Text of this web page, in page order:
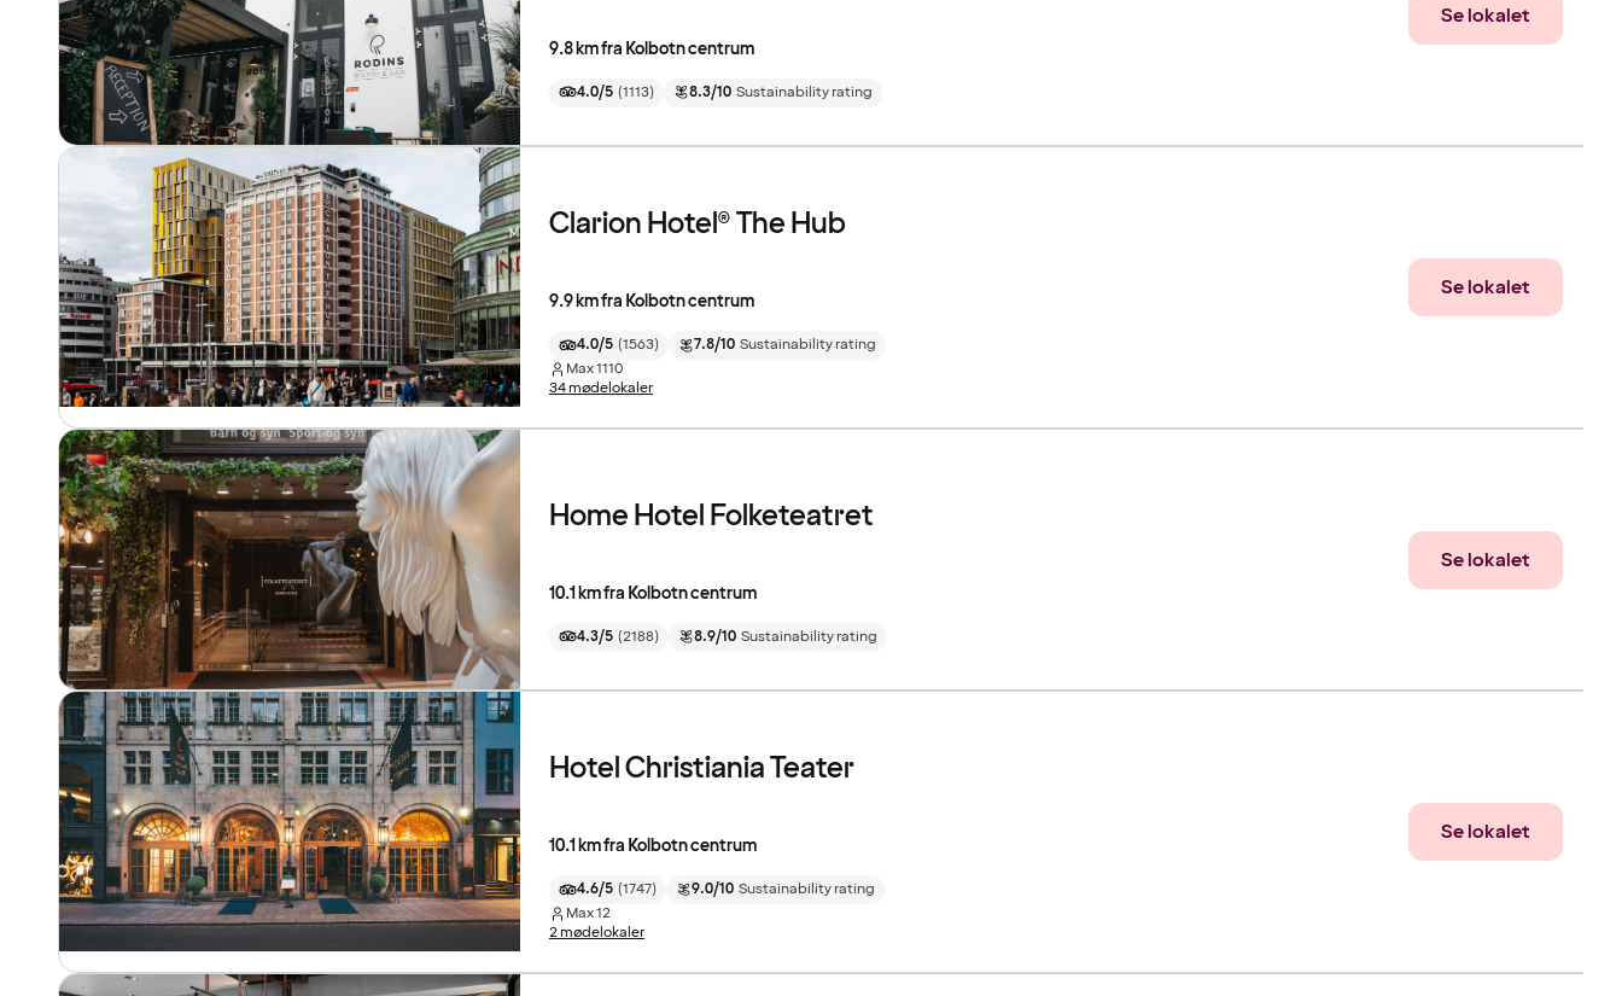
9.8 km fra Kolbotn centrum
4.0/5 (1113) 8.3/10 Sustainability rating
Se lokalet
Clarion Hotel® The Hub
9.9 km fra Kolbotn centrum
4.0/5 (1563) 7.8/10 Sustainability rating
Max1110
34 mødelokaler
Se lokalet
Home Hotel Folketeatret
10.1 km fra Kolbotn centrum
4.3/5 (2188) 8.9/10 Sustainability rating
Se lokalet
Hotel Christiania Teater
10.1 km fra Kolbotn centrum
4.6/5 (1747) 9.0/10 Sustainability rating
Max12
2 mødelokaler
Se lokalet